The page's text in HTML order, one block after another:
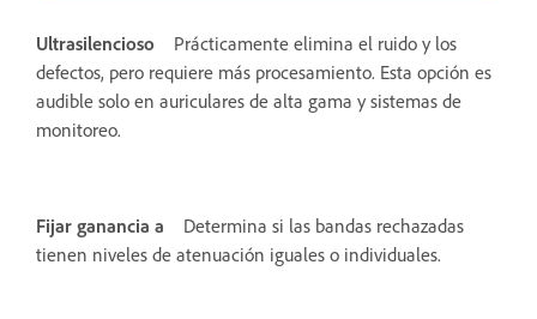
Ultrasilencioso
Prácticamente elimina el ruido y los
defectos, pero requiere más procesamiento. Esta opción es
audible solo en auriculares de alta gama y sistemas de
monitoreo.
Fijar ganancia a
Determina si las bandas rechazadas
tienen niveles de atenuación iguales o individuales.